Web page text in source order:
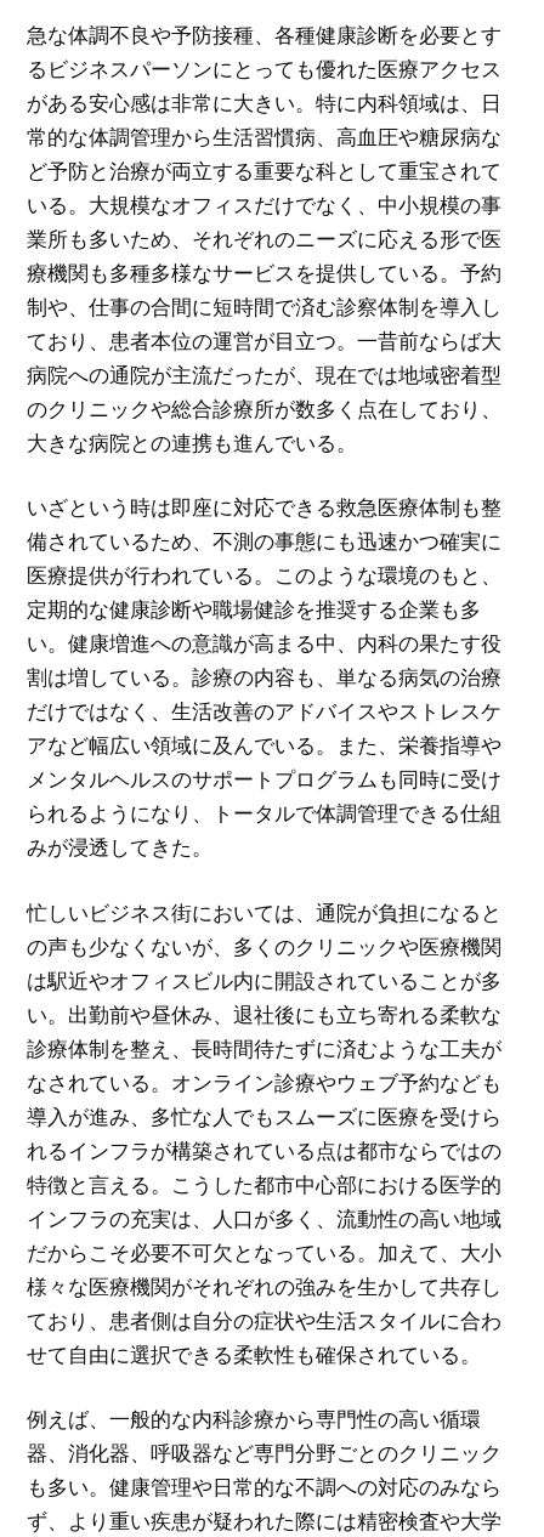
急な体調不良や予防接種、各種健康診断を必要とす
るビジネスパーソンにとっても優れた医療アクセス
がある安心感は非常に大きい。特に内科領域は、日
常的な体調管理から生活習慣病、高血圧や糖尿病な
ど予防と治療が両立する重要な科として重宝されて
いる。大規模なオフィスだけでなく、中小規模の事
業所も多いため、それぞれのニーズに応える形で医
療機関も多種多様なサービスを提供している。予約
制や、仕事の合間に短時間で済む診察体制を導入し
ており、患者本位の運営が目立つ。一昔前ならば大
病院への通院が主流だったが、現在では地域密着型
のクリニックや総合診療所が数多く点在しており、
大きな病院との連携も進んでいる。
いざという時は即座に対応できる救急医療体制も整
備されているため、不測の事態にも迅速かつ確実に
医療提供が行われている。このような環境のもと、
定期的な健康診断や職場健診を推奨する企業も多
い。健康増進への意識が高まる中、内科の果たす役
割は増している。診療の内容も、単なる病気の治療
だけではなく、生活改善のアドバイスやストレスケ
アなど幅広い領域に及んでいる。また、栄養指導や
メンタルヘルスのサポートプログラムも同時に受け
られるようになり、トータルで体調管理できる仕組
みが浸透してきた。
忙しいビジネス街においては、通院が負担になると
の声も少なくないが、多くのクリニックや医療機関
は駅近やオフィスビル内に開設されていることが多
い。出勤前や昼休み、退社後にも立ち寄れる柔軟な
診療体制を整え、長時間待たずに済むような工夫が
なされている。オンライン診療やウェブ予約なども
導入が進み、多忙な人でもスムーズに医療を受けら
れるインフラが構築されている点は都市ならではの
特徴と言える。こうした都市中心部における医学的
インフラの充実は、人口が多く、流動性の高い地域
だからこそ必要不可欠となっている。加えて、大小
様々な医療機関がそれぞれの強みを生かして共存し
ており、患者側は自分の症状や生活スタイルに合わ
せて自由に選択できる柔軟性も確保されている。
例えば、一般的な内科診療から専門性の高い循環
器、消化器、呼吸器など専門分野ごとのクリニック
も多い。健康管理や日常的な不調への対応のみなら
ず、より重い疾患が疑われた際には精密検査や大学